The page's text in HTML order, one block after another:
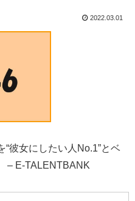
2022.03.01
彼女にしたい人No.1”とベ
– E-TALENTBANK